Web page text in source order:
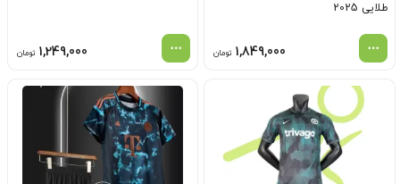
طلایی 2025
1,849,000 تومان 1,249,000 تومان